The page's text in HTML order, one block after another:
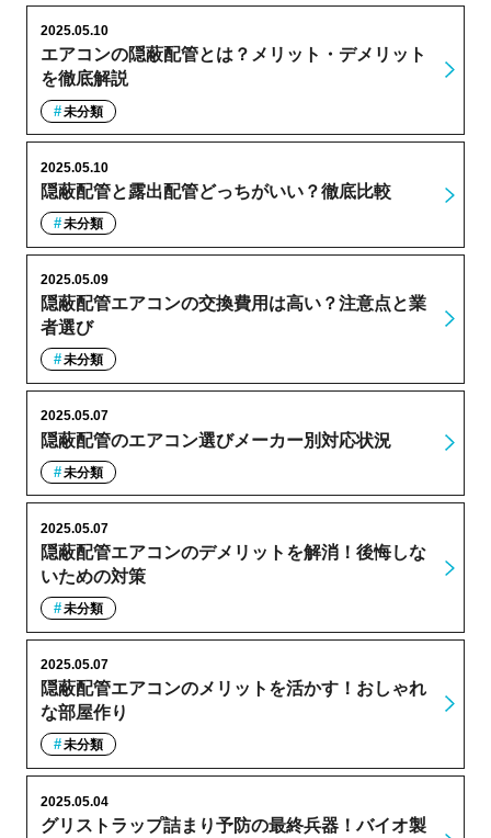
エアコンの隠蔽配管とは？メリット・デメリット
を徹底解説
2025.05.10
未分類
隠蔽配管と露出配管どっちがいい？徹底比較
2025.05.10
未分類
隠蔽配管エアコンの交換費用は高い？注意点と業
者選び
2025.05.09
未分類
隠蔽配管のエアコン選びメーカー別対応状況
2025.05.07
未分類
隠蔽配管エアコンのデメリットを解消！後悔しな
いための対策
2025.05.07
未分類
隠蔽配管エアコンのメリットを活かす！おしゃれ
な部屋作り
2025.05.07
未分類
グリストラップ詰まり予防の最終兵器！バイオ製
2025.05.04